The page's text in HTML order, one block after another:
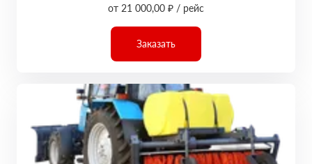
от 21 000,00 ₽ / рейс
Заказать